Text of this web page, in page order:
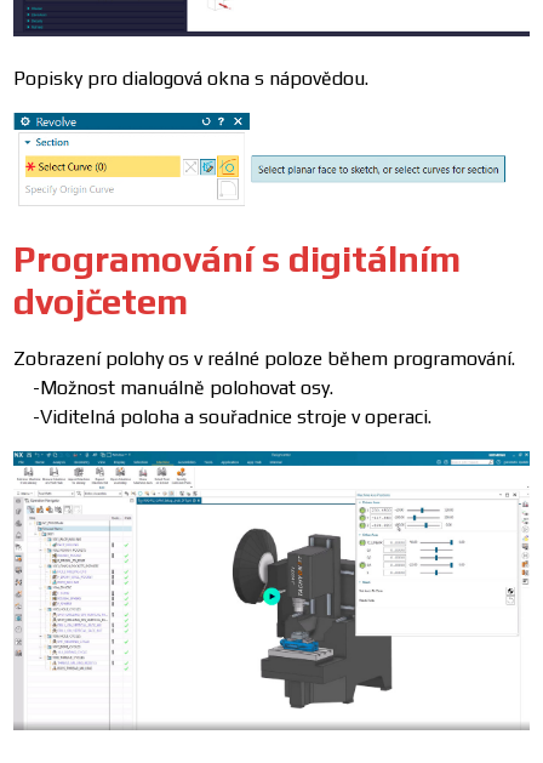
Popisky pro dialogová okna s nápovědou.
Programování s digitálním
dvojčetem
Zobrazení polohy os v reálné poloze během programování.
-Možnost manuálně polohovat osy.
-Viditelná poloha a souřadnice stroje v operaci.